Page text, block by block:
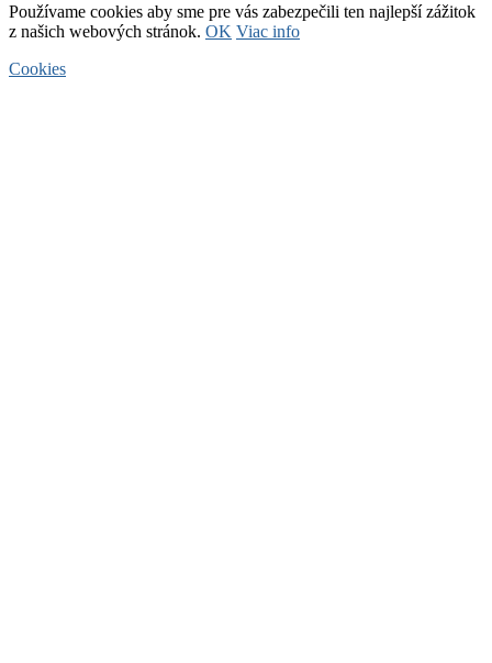
Používame cookies aby sme pre vás zabezpečili ten najlepší zážitok
z našich webových stránok. OK Viac info
Cookies